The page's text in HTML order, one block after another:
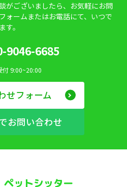
がございましたら、お気軽にお問
ォームまたはお電話にて、いつで
。
9046-6685
付 9:00~20:00
せフォーム
お問い合わせ